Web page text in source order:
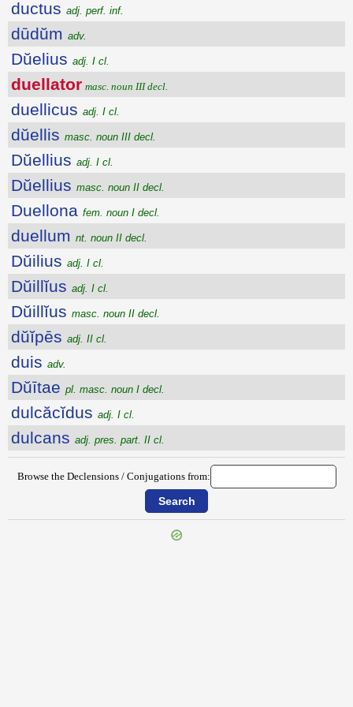
ductus adj. perf. inf.
dūdŭm adv.
Dŭelius adj. I cl.
duellator masc. noun III decl.
duellicus adj. I cl.
dŭellis masc. noun III decl.
Dŭellius adj. I cl.
Dŭellius masc. noun II decl.
Duellona fem. noun I decl.
duellum nt. noun II decl.
Dŭilius adj. I cl.
Dŭillĭus adj. I cl.
Dŭillĭus masc. noun II decl.
dŭĭpēs adj. II cl.
duis adv.
Dŭītae pl. masc. noun I decl.
dulcăcĭdus adj. I cl.
dulcans adj. pres. part. II cl.
Browse the Declensions / Conjugations from: